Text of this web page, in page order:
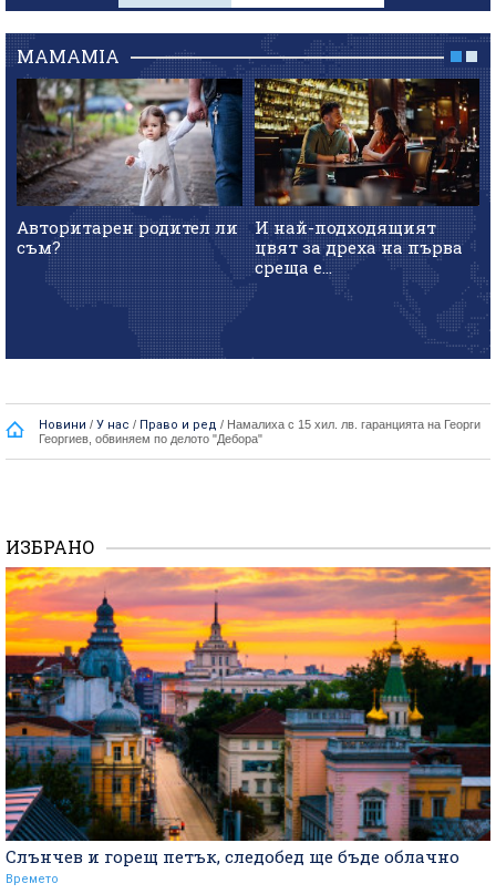
MAMAMIA
Авторитарен родител ли
съм?
И най-подходящият
цвят за дреха на първа
среща е...
Новини / У нас / Право и ред / Намалиха с 15 хил. лв. гаранцията на Георги
Георгиев, обвиняем по делото "Дебора"
ИЗБРАНО
Слънчев и горещ петък, следобед ще бъде облачно
Времето